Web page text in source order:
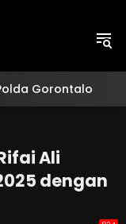
Gorontalo
Ali
dengan